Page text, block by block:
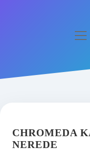
Hakkımızda
CHROMEDA
NEREDE